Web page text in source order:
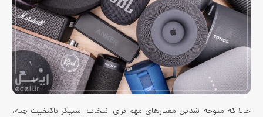
حالا که متوجه شدین معیارهای مهم برای انتخاب اسپیکر باکیفیت چیه،